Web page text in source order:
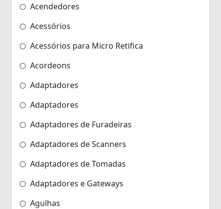
Acendedores
Acessórios
Acessórios para Micro Retifica
Acordeons
Adaptadores
Adaptadores
Adaptadores de Furadeiras
Adaptadores de Scanners
Adaptadores de Tomadas
Adaptadores e Gateways
Agulhas